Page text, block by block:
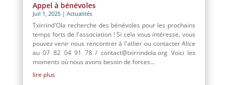
Appel à bénévoles
Juil 1, 2025| Actualités
Txirrind'Ola recherche des bénévoles pour les prochains
temps forts de l'association ! Si cela vous intéresse, vous
pouvez venir nous rencontrer à l'atlier ou contacter Alice
au 07 82 04 91 78 / contact@txirrindola.org Voici les
moments où nous avons besoin de forces...
lire plus